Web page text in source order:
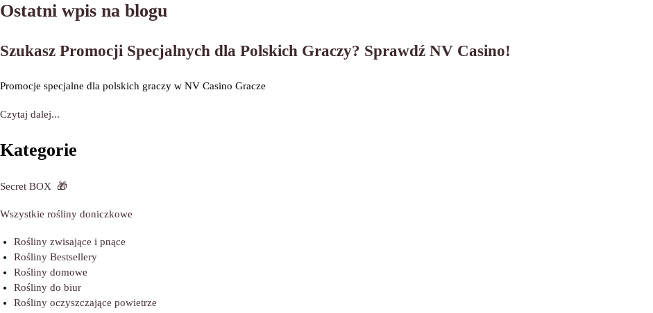
Ostatni wpis na blogu
Szukasz Promocji Specjalnych dla Polskich Graczy? Sprawdź NV Casino!
Promocje specjalne dla polskich graczy w NV Casino Gracze
Czytaj dalej...
Kategorie
Secret BOX 🎁
Wszystkie rośliny doniczkowe
Rośliny zwisające i pnące
Rośliny Bestsellery
Rośliny domowe
Rośliny do biur
Rośliny oczyszczające powietrze